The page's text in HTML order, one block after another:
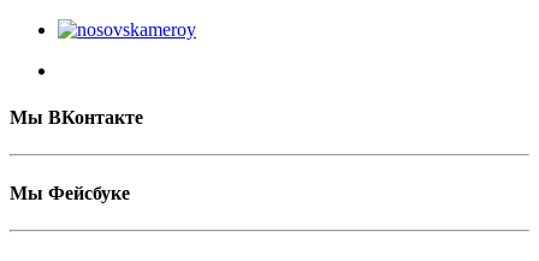
Мы ВКонтакте
Мы Фейсбуке